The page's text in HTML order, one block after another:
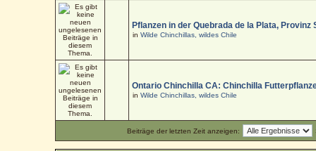
Pflanzen in der Quebrada de la Plata, Provinz
inWilde Chinchillas, wildes Chile
Ontario Chinchilla CA: Chinchilla
inWilde Chinchillas, wildes Chile
Beiträge der letzten Zeit anzeigen: